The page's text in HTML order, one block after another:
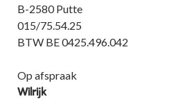
B-2580 Putte
015/75.54.25
BTW BE 0425.496.042
Op afspraak
Wilrijk